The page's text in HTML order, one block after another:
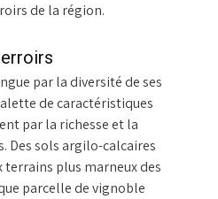
de la région.
par la diversité de ses
de caractéristiques
par la richesse et la
Des sols argilo-calcaires
terrains plus marneux des
parcelle de vignoble